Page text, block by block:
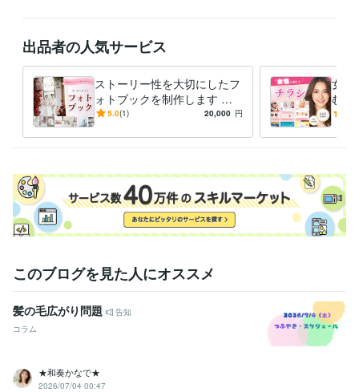
Adobe XD:0年Figma:0年
デザイン制作 ポストカード作成 写真コラージュ
名刺・ショップカ
ード作成 リーフレット・カタログ作成
パーティー 飲食 ブライダル 小売 物流
出版
金融
美容
ビジネス代行・事務代行 アンケート作成 スライド作成 お客さま対
ビジネス コールセンター カスタマーサービス
カスタマーサポート
事務
オペレーター
バックオフィス
出品者の人気サービス
ストーリー性を大切にしたフ
ォトブックを制作します 【C
anvaで後から編集自由！画像
5.0(1) 20,000 円
女性
むチ
★ 美
ま
このブログを見た人にオススメ
髪の毛広がり問題
告知
コラム
★和奏かなで★
2026/07/04 00:47